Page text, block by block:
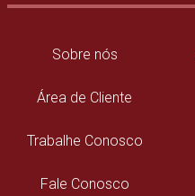
Sobre nós
Área de Cliente
Trabalhe Conosco
Fale Conosco